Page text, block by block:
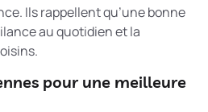
Ils rappellent qu’une bonne
au quotidien et la
pour une meilleure